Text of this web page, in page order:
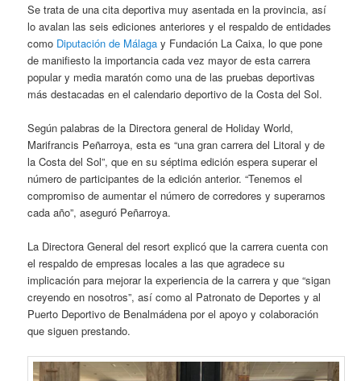
Se trata de una cita deportiva muy asentada en la provincia, así
lo avalan las seis ediciones anteriores y el respaldo de entidades
como Diputación de Málaga y Fundación La Caixa, lo que pone
de manifiesto la importancia cada vez mayor de esta carrera
popular y media maratón como una de las pruebas deportivas
más destacadas en el calendario deportivo de la Costa del Sol.
Según palabras de la Directora general de Holiday World,
Marifrancis Peñarroya, esta es “una gran carrera del Litoral y de
la Costa del Sol”, que en su séptima edición espera superar el
número de participantes de la edición anterior. “Tenemos el
compromiso de aumentar el número de corredores y superarnos
cada año”, aseguró Peñarroya.
La Directora General del resort explicó que la carrera cuenta con
el respaldo de empresas locales a las que agradece su
implicación para mejorar la experiencia de la carrera y que “sigan
creyendo en nosotros”, así como al Patronato de Deportes y al
Puerto Deportivo de Benalmádena por el apoyo y colaboración
que siguen prestando.